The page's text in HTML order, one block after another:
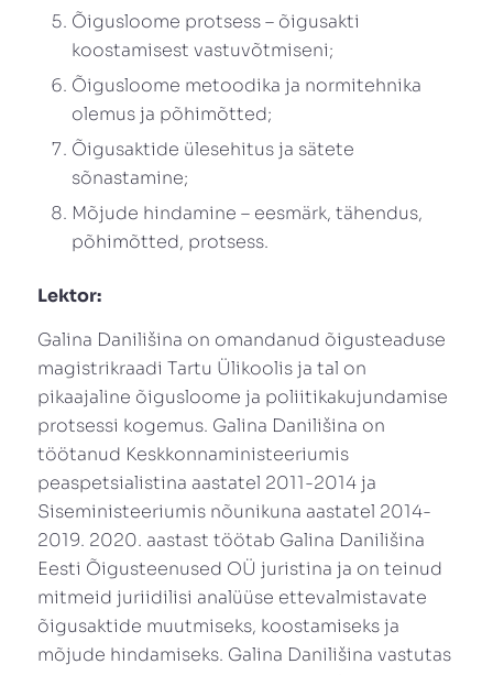
Õigusloome protsess – õigusakti
koostamisest vastuvõtmiseni;
Õigusloome metoodika ja normitehnika
olemus ja põhimõtted;
Õigusaktide ülesehitus ja sätete
sõnastamine;
Mõjude hindamine – eesmärk, tähendus,
põhimõtted, protsess.
Lektor:
Galina Danilišina on omandanud õigusteaduse
magistrikraadi Tartu Ülikoolis ja tal on
pikaajaline õigusloome ja poliitikakujundamise
protsessi kogemus. Galina Danilišina on
töötanud Keskkonnaministeeriumis
peaspetsialistina aastatel 2011-2014 ja
Siseministeeriumis nõunikuna aastatel 2014-
2019. 2020. aastast töötab Galina Danilišina
Eesti Õigusteenused OÜ juristina ja on teinud
mitmeid juriidilisi analüüse ettevalmistavate
õigusaktide muutmiseks, koostamiseks ja
mõjude hindamiseks. Galina Danilišina vastutas